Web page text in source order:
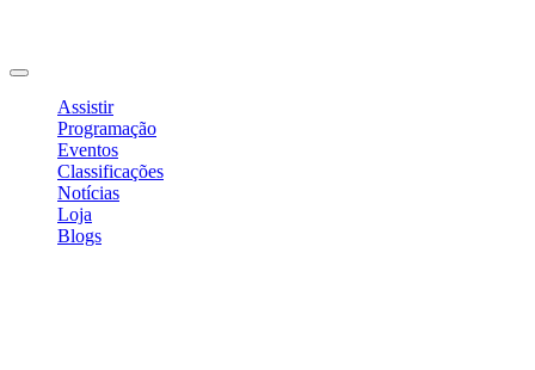
Assistir
Programação
Eventos
Classificações
Notícias
Loja
Blogs